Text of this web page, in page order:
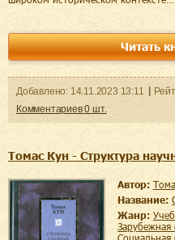
Читать
Добавленo: 14.11.2023 13:11
Комментариев0 шт.
Томас Кун - Структура
Автор:
Название:
Жанр: